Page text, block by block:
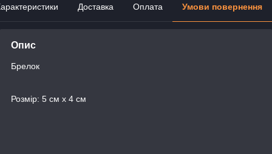
Доставка Оплата Умови повернення
Опис
Брелок
Розмір: 5 см х 4 см